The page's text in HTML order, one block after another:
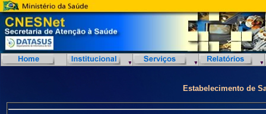
Estabelecimento de